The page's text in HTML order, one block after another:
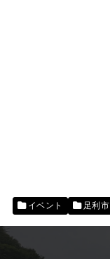
イベント 足利市